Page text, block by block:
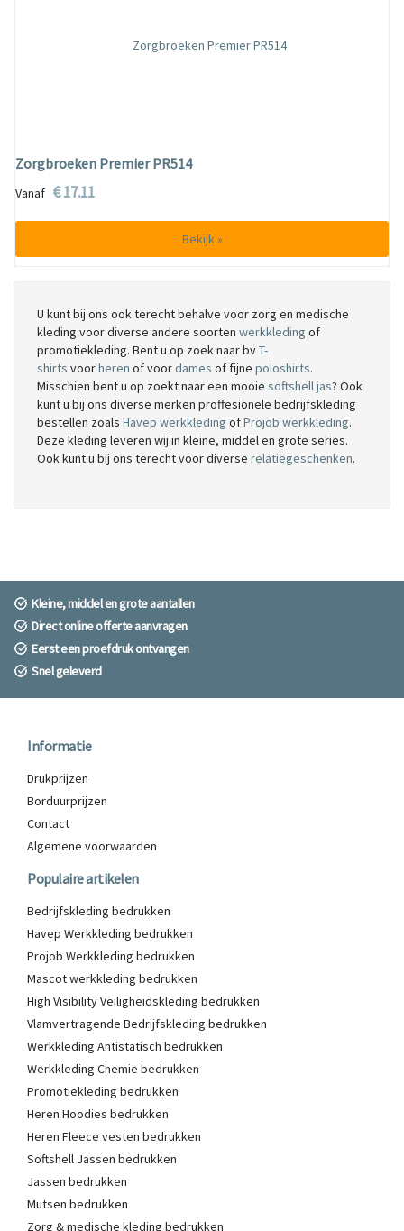
Zorgbroeken Premier PR514
Vanaf € 17.11
Bekijk »
U kunt bij ons ook terecht behalve voor zorg en medische
kleding voor diverse andere soorten werkkleding of
promotiekleding. Bent u op zoek naar bvT-
shirts voorheren of voordames of fijne poloshirts.
Misschien bent u op zoekt naar een mooie softshell jas? Ook
kunt u bij ons diverse merken proffesionele bedrijfskleding
bestellen zoals Havep werkkleding ofProjob werkkleding.
Deze kleding leveren wij in kleine, middel en grote series.
Ook kunt u bij ons terecht voor diverse relatiegeschenken.
Kleine, middel en grote aantallen
Direct online offerte aanvragen
Eerst een proefdruk ontvangen
Snel geleverd
Informatie
Drukprijzen
Borduurprijzen
Contact
Algemene voorwaarden
Populaire artikelen
Bedrijfskleding bedrukken
Havep Werkkleding bedrukken
Projob Werkkleding bedrukken
Mascot werkkleding bedrukken
High Visibility Veiligheidskleding bedrukken
Vlamvertragende Bedrijfskleding bedrukken
Werkkleding Antistatisch bedrukken
Werkkleding Chemie bedrukken
Promotiekleding bedrukken
Heren Hoodies bedrukken
Heren Fleece vesten bedrukken
Softshell Jassen bedrukken
Jassen bedrukken
Mutsen bedrukken
Zorg & medische kleding bedrukken